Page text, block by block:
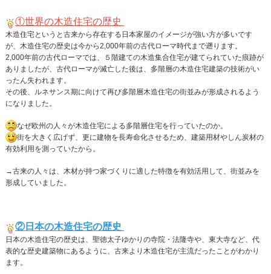
①世界の木造住宅の歴史
木造住宅というと古来から存在する日本家屋のイメージが強い方が多いです
が、木造住宅の歴史は今から2,000年前の古代ローマ時代まで遡ります。
2,000年前の古代ローマでは、５階建ての木造集合住宅が建てられていた痕跡が
ありましたが、古代ローマが滅亡した後は、多階層の木造住宅建築の技術がい
ったん失われます。
その後、ルネサンス期に向けて再び多階層木造住宅の街並みが形成されるよう
になりました。
なぜ欧州の人々が木造住宅による多階層住宅を行っていたのか。
街を大きく広げず、更に建物を長寿命化させるため、建築用材やしん炭材の
有効利用を測っていたから。
→古来の人々は、木材が持つ家づくりに適した特徴を有効活用して、街並みを
形成していました。
②日本の木造住宅の歴史
日本の木造住宅の歴史は、聖徳太子ゆかりの寺院・法隆寺や、東大寺など、代
表的な歴史建築物にあるように、古来より木造住宅が主流だったことがわかり
ます。